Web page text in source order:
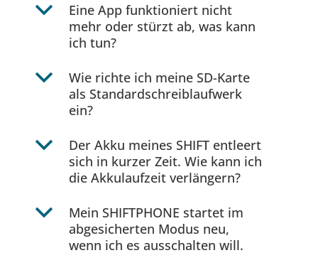
b
Eine App funktioniert nicht
mehr oder stürzt ab, was kann
ich tun?
b
Wie richte ich meine SD-Karte
als Standardschreiblaufwerk
ein?
b
Der Akku meines SHIFT entleert
sich in kurzer Zeit. Wie kann ich
die Akkulaufzeit verlängern?
b
Mein SHIFTPHONE startet im
abgesicherten Modus neu,
wenn ich es ausschalten will.